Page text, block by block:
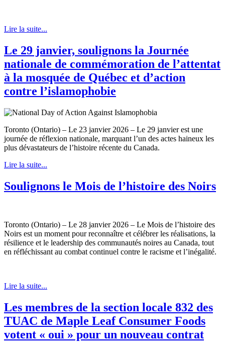
Lire la suite...
Le 29 janvier, soulignons la Journée
nationale de commémoration de l’attentat
à la mosquée de Québec et d’action
contre l’islamophobie
Toronto (Ontario) – Le 23 janvier 2026 – Le 29 janvier est une
journée de réflexion nationale, marquant l’un des actes haineux les
plus dévastateurs de l’histoire récente du Canada.
Lire la suite...
Soulignons le Mois de l’histoire des Noirs
Toronto (Ontario) – Le 28 janvier 2026 – Le Mois de l’histoire des
Noirs est un moment pour reconnaître et célébrer les réalisations, la
résilience et le leadership des communautés noires au Canada, tout
en réfléchissant au combat continuel contre le racisme et l’inégalité.
Lire la suite...
Les membres de la section locale 832 des
TUAC de Maple Leaf Consumer Foods
votent « oui » pour un nouveau contrat